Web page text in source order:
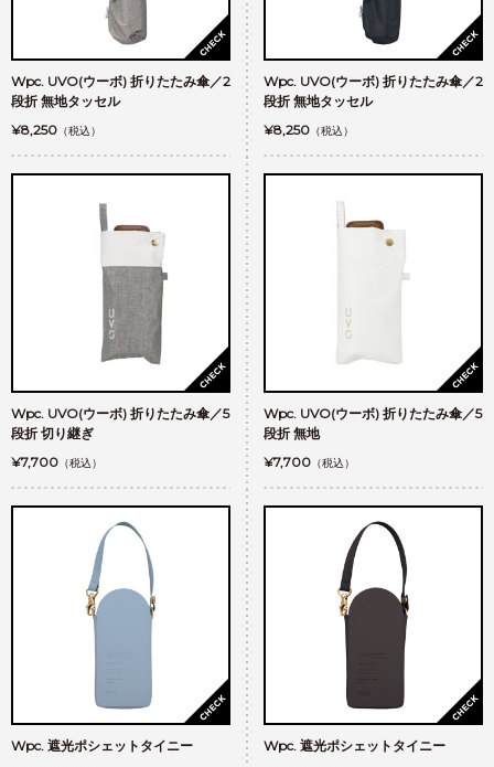
Wpc. UVO(ウーボ) 折りたたみ傘／2
段折 無地タッセル
¥8,250 （税込）
Wpc. UVO(ウーボ) 折りたたみ傘／2
段折 無地タッセル
¥8,250 （税込）
Wpc. UVO(ウーボ) 折りたたみ傘／5
段折 切り継ぎ
¥7,700 （税込）
Wpc. UVO(ウーボ) 折りたたみ傘／5
段折 無地
¥7,700 （税込）
Wpc. 遮光ポシェットタイニー
Wpc. 遮光ポシェットタイニー